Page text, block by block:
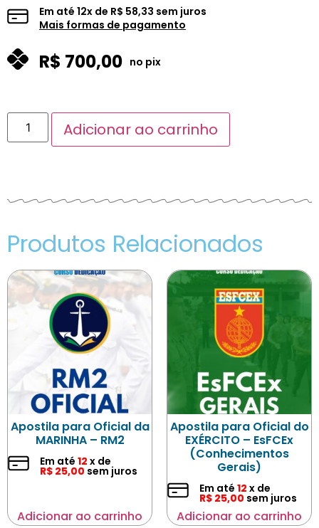
Em até 12x de R$ 58,33 sem juros
Mais formas de pagamento
R$ 700,00 no pix
Adicionar ao carrinho
Produtos Relacionados
Apostila para Oficial da
MARINHA – RM2
Em até 12 x de
R$ 25,00 sem juros
Adicionar ao carrinho
Apostila para Oficial do
EXÉRCITO – EsFCEx
(Conhecimentos
Gerais)
Em até 12 x de
R$ 25,00 sem juros
Adicionar ao carrinho